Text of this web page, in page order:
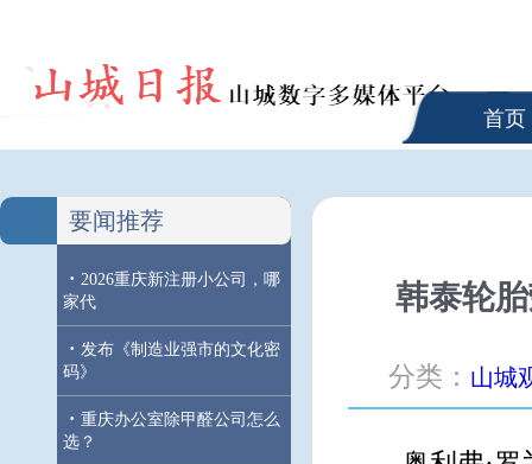
首页
要闻推荐
· 2026重庆新注册小公司，哪
家代
· 发布《制造业强市的文化密
码》
· 重庆办公室除甲醛公司怎么
选？
韩泰轮
分类： 山城